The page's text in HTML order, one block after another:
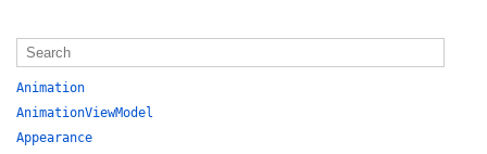
Animation
AnimationViewModel
Appearance